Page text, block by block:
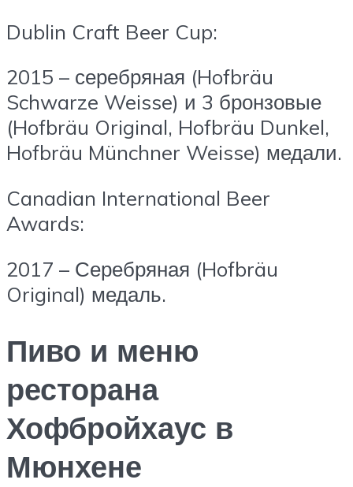
Dublin Craft Beer Cup:
2015 – серебряная (Hofbräu
Schwarze Weisse) и 3 бронзовые
(Hofbräu Original, Hofbräu Dunkel,
Hofbräu Münchner Weisse) медали.
Canadian International Beer
Awards:
2017 – Серебряная (Hofbräu
Original) медаль.
Пиво и меню
ресторана
Хофбройхаус в
Мюнхене